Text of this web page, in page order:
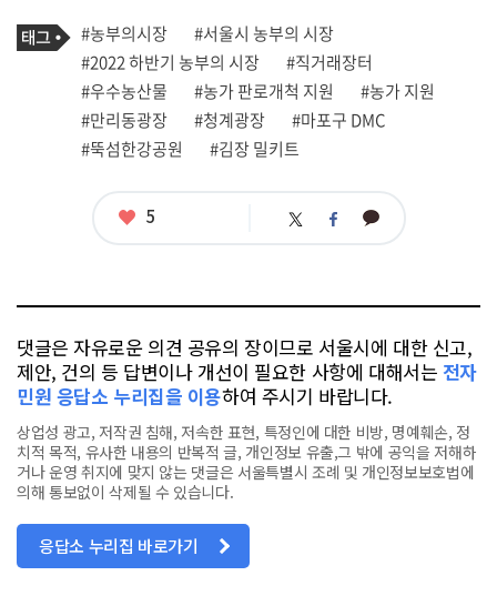
기
사
관
련
태
그
태
그
#농부의시장
#서울시 농부의 시장
#2022 하반기 농부의 시장
#직거래장터
#우수농산물
#농가 판로개척 지원
#농가 지원
#만리동광장
#청계광장
#마포구 DMC
#뚝섬한강공원
#김장 밀키트
좋
5 트 페 카
댓글은 자유로운 의견 공유의 장이므로 서울시에 대한 신고,
제안, 건의 등 답변이나 개선이 필요한 사항에 대해서는 전자
민원 응답소 누리집을 이용하여 주시기 바랍니다.
상업성 광고, 저작권 침해, 저속한 표현, 특정인에 대한 비방, 명예훼손, 정
치적 목적, 유사한 내용의 반복적 글, 개인정보 유출,그 밖에 공익을 저해하
거나 운영 취지에 맞지 않는 댓글은 서울특별시 조례 및 개인정보보호법에
의해 통보없이 삭제될 수 있습니다.
응답소 누리집 바로가기